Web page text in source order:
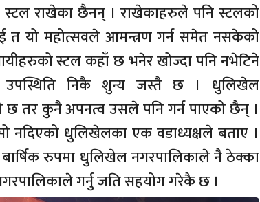
राखेका छैनन् । राखेकाहरुले पनि स्टलको
त यो महोत्सवले आमन्त्रण गर्न समेत नसकेको
स्टल कहाँ छ भनेर खोज्दा पनि नभेटिने
उपस्थिति निकै शुन्य जस्तै छ । धुलिखेल
तर कुनै अपनत्व उसले पनि गर्न पाएको छैन् ।
धुलिखेलका एक वडाध्यक्षले बताए ।
रुपमा धुलिखेल नगरपालिकाले नै ठेक्का
गर्नु जति सहयोग गरेकै छ ।